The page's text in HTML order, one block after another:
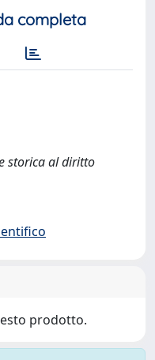
completa
storica al diritto
prodotto.